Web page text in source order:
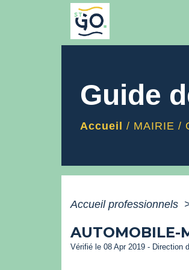
Guide
Accueil / MAIRIE /
Accueil professionnels
AUTOMOBILE-
Vérifié le 08 Apr 2019 - Direction